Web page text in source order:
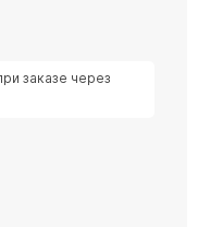
заказе через